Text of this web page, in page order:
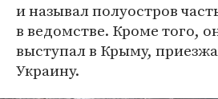
и называл полуостров
в ведомстве. Кроме того,
выступал в Крыму,
Украину.